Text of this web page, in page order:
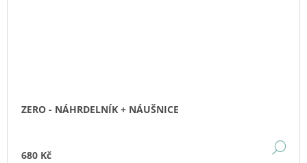
ZERO - NÁHRDELNÍK + NÁUŠNICE
680 Kč